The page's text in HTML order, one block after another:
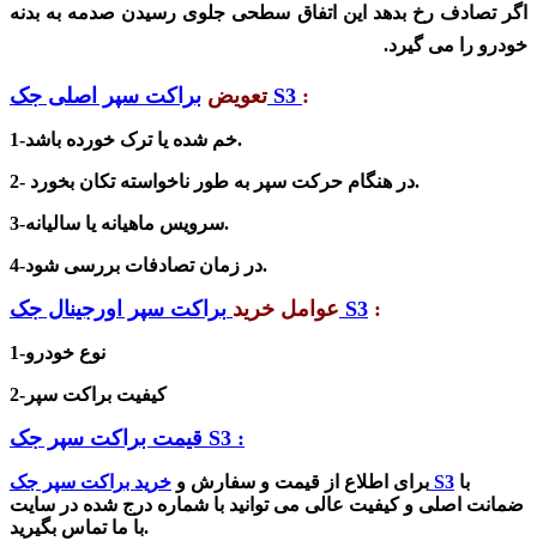
اگر تصادف رخ بدهد این اتفاق سطحی جلوی رسیدن صدمه به بدنه
خودرو را می گیرد.
تعویضبراکت سپر اصلی جک S3 :
1-خم شده یا ترک خورده باشد.
2- در هنگام حرکت سپر به طور ناخواسته تکان بخورد.
3-سرویس ماهیانه یا سالیانه.
4-در زمان تصادفات بررسی شود.
عوامل خرید براکت سپر اورجینال جک S3 :
1-نوع خودرو
2-کیفیت براکت سپر
قیمت براکت سپر جک S3 :
برای اطلاع از قیمت و سفارش و خرید براکت سپر جک S3
ضمانت اصلی و کیفیت عالی می توانید با شماره درج شده در سایت
با ما تماس بگیرید.